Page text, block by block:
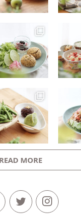
READ MORE